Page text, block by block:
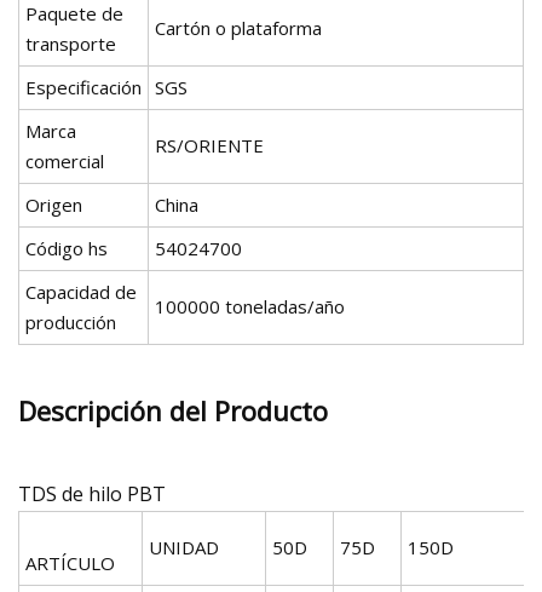
Paquete de
transporte
Cartón o plataforma
Especificación SGS
Marca
comercial
RS/ORIENTE
Origen
China
Código hs
54024700
Capacidad de
producción
100000 toneladas/año
Descripción del Producto
TDS de hilo PBT
ARTÍCULO
UNIDAD 50D 75D 150D